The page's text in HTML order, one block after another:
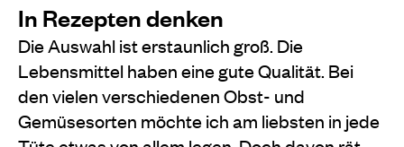
In Rezepten denken
Die Auswahl ist erstaunlich groß. Die
Lebensmittel haben eine gute Qualität. Bei
den vielen verschiedenen Obst- und
Gemüsesorten möchte ich am liebsten in jede